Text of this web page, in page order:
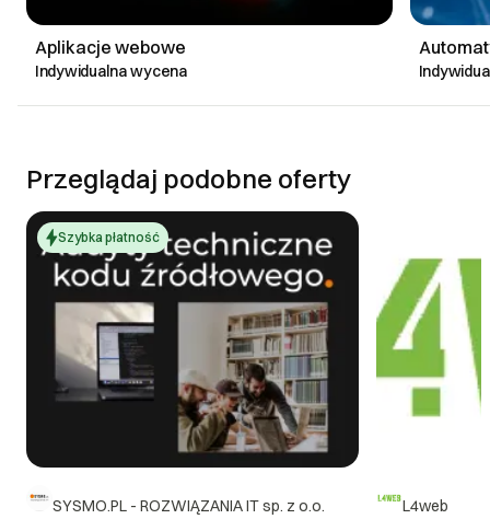
Aplikacje webowe
Indywidualna wycena
Przeglądaj podobne oferty
Szybka płatność
SYSMO.PL - ROZWIĄZANIA IT sp. z o.o. L4web